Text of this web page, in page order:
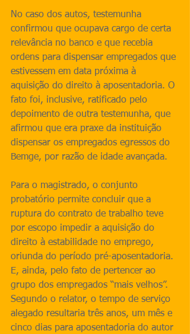
No caso dos autos, testemunha
confirmou que ocupava cargo de certa
relevância no banco e que recebia
ordens para dispensar empregados que
estivessem em data próxima à
aquisição do direito à aposentadoria. O
fato foi, inclusive, ratificado pelo
depoimento de outra testemunha, que
afirmou que era praxe da instituição
dispensar os empregados egressos do
Bemge, por razão de idade avançada.
Para o magistrado, o conjunto
probatório permite concluir que a
ruptura do contrato de trabalho teve
por escopo impedir a aquisição do
direito à estabilidade no emprego,
oriunda do período pré-aposentadoria.
E, ainda, pelo fato de pertencer ao
grupo dos empregados “mais velhos”.
Segundo o relator, o tempo de serviço
alegado resultaria três anos, um mês e
cinco dias para aposentadoria do autor